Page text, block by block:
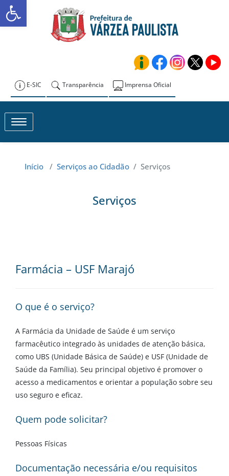
Skip
to
Prefeitura de
E-SIC Transparência Imprensa Oficial
Toggle navigation
Início / Serviços ao Cidadão / Serviços
Serviços
Farmácia – USF Marajó
O que é o serviço?
A Farmácia da Unidade de Saúde é um serviço
farmacêutico integrado às unidades de atenção básica,
como UBS (Unidade Básica de Saúde) e USF (Unidade de
Saúde da Família). Seu principal objetivo é promover o
acesso a medicamentos e orientar a população sobre seu
uso seguro e eficaz.
Quem pode solicitar?
Pessoas Físicas
Documentação necessária e/ou requisitos